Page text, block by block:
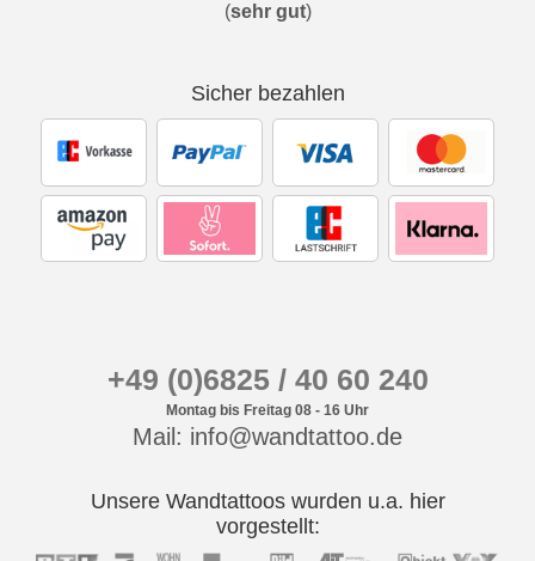
(sehr gut)
Sicher bezahlen
+49 (0)6825 / 40 60 240
Montag bis Freitag 08 - 16 Uhr
Mail: info@wandtattoo.de
Unsere Wandtattoos wurden u.a. hier
vorgestellt: